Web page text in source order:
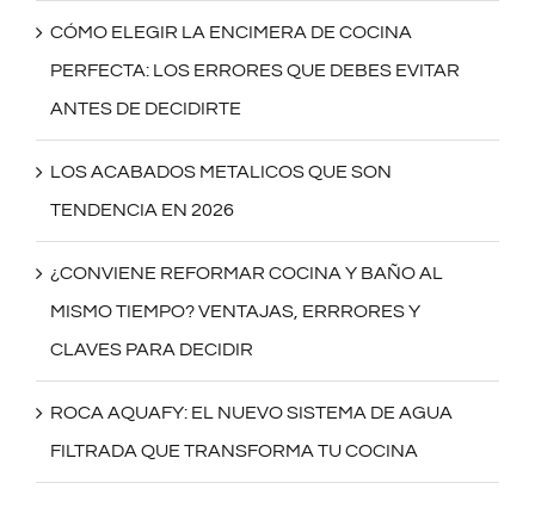
CÓMO ELEGIR LA ENCIMERA DE COCINA
PERFECTA: LOS ERRORES QUE DEBES EVITAR
ANTES DE DECIDIRTE
LOS ACABADOS METALICOS QUE SON
TENDENCIA EN 2026
¿CONVIENE REFORMAR COCINA Y BAÑO AL
MISMO TIEMPO? VENTAJAS, ERRRORES Y
CLAVES PARA DECIDIR
ROCA AQUAFY: EL NUEVO SISTEMA DE AGUA
FILTRADA QUE TRANSFORMA TU COCINA